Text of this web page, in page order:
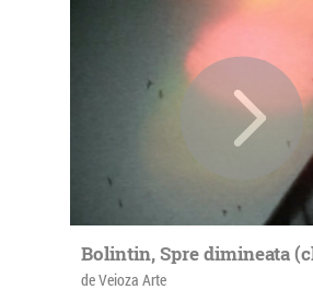
Bolintin, Spre dimineata
de Veioza Arte